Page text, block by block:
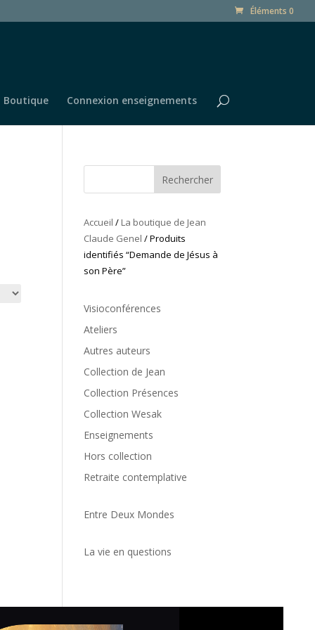
Éléments 0
Boutique Connexion enseignements
Rechercher
Accueil / La boutique de Jean
Claude Genel / Produits
identifiés “Demande de Jésus à
son Père”
Visioconférences
Ateliers
Autres auteurs
Collection de Jean
Collection Présences
Collection Wesak
Enseignements
Hors collection
Retraite contemplative
Entre Deux Mondes
La vie en questions